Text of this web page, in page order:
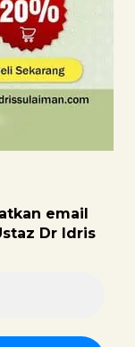
an email
Dr Idris